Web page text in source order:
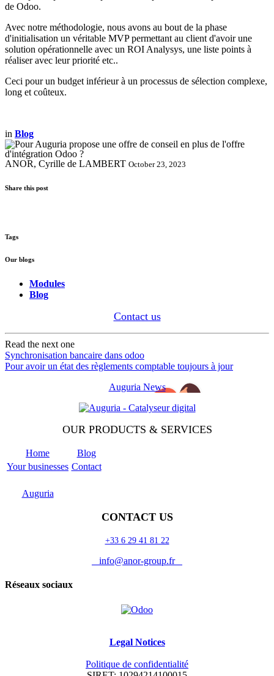
de Odoo.
Avec notre méthodologie, nous avons au bout de la phase
d'initialisation un véritable MVP permettant au client d'avoir une
solution opérationnelle avec un ROI Analysys, une liste points à
réaliser avec leur priorité etc..
Ceci pour un budget inférieur à un processus de sélection complexe,
long et coûteux.
in Blog
ANOR, Cyrille de LAMBERT October 23, 2023
Share this post
Tags
Our blogs
Modules
Blog
Contact us
Read the next one
Synchronisation bancaire dans odoo
Pour avoir un état des règlements comptable toujours à jour
Auguria News
OUR PRODUCTS & SERVICES
Home
Blog
Your businesses Contact
Auguria
CONTACT US
+33 6 29 41 81 22
info@anor-group.fr
Réseaux sociaux
Legal Notices
Politique de confidentialité